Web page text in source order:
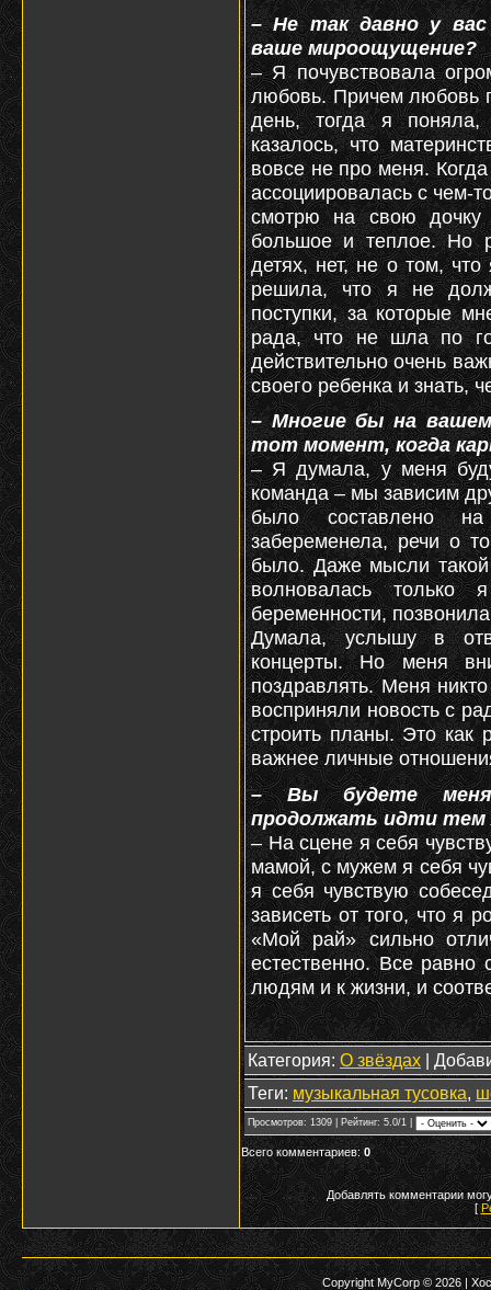
– Не так давно у вас
ваше мироощущение?
– Я почувствовала
любовь. Причем любовь
день, тогда я
казалось, что
вовсе не про меня.
ассоциировалась с чем-
смотрю на свою
большое и теплое. Но
детях, нет, не о том,
решила, что я не
поступки, за которые
рада, что не шла по
действительно очень
своего ребенка и знать,
– Многие бы на
тот момент, когда
– Я думала, у меня
команда – мы зависим
было составлено
забеременела, речи о
было. Даже мысли
волновалась
беременности,
Думала, услышу в
концерты. Но меня
поздравлять. Меня
восприняли новость с
строить планы. Это как
важнее личные
– Вы будете
продолжать идти тем
– На сцене я себя
мамой, с мужем я себя
я себя чувствую
зависеть от того, что я
«Мой рай» сильно
естественно. Все равно
людям и к жизни, и
Категория: О звёздах |
Теги: музыкальная тусовка,
Просмотров: 1309 | Рейтинг: 5.0/1 |
Всего комментариев:0
Добавлять комментарии
[
Copyright MyCorp © 2026 |